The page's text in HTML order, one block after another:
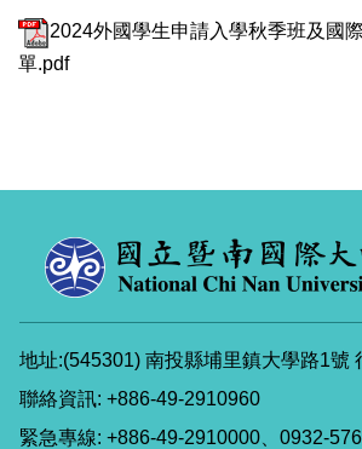
2024外國學生申請入學秋季班及國
單.pdf
地址:(545301) 南投縣埔里鎮大學路1號
聯絡資訊: +886-49-2910960
緊急專線: +886-49-2910000、0932-